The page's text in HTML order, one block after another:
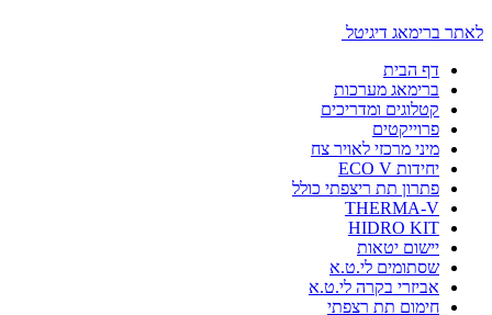
לאתר ברימאג דיגיטל
דף הבית
ברימאג מערכות
קטלוגים ומדריכים
פרוייקטים
מיני מרכזי לאויר צח
יחידות ECO V
פתרון תת ריצפתי כולל
THERMA-V
HIDRO KIT
יישום יטאות
שסתומים לי.ט.א
אביזרי בקרה לי.ט.א
חימום תת רצפתי